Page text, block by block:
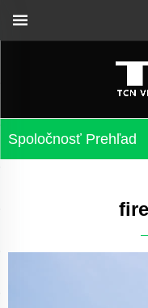
Spoločnosť Prehľad
a riešení